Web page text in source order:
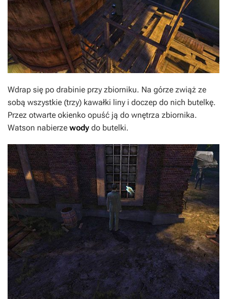
Wdrap się po drabinie przy zbiorniku. Na górze zwiąż ze
sobą wszystkie (trzy) kawałki liny i doczep do nich butelkę.
Przez otwarte okienko opuść ją do wnętrza zbiornika.
Watson nabierze wody do butelki.